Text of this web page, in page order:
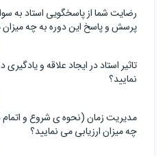
رضایت شما از پاسخگویی استاد به
پرسش و پاسخ این دوره به چه
تاثیر استاد در ایجاد علاقه و
نمایید؟
مدیریت زمان (نحوه ی شروع و
چه میزان ارزیابی می نمایید؟